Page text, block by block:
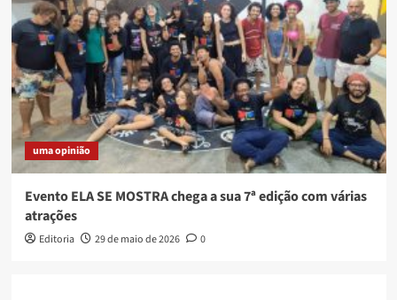
uma opinião
Evento ELA SE MOSTRA chega a sua 7ª edição com várias
atrações
Editoria 29 de maio de 2026 0